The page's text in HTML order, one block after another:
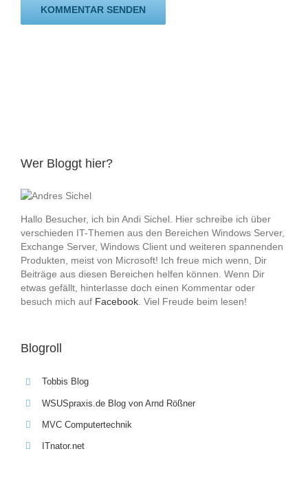
Wer Bloggt hier?
Hallo Besucher, ich bin Andi Sichel. Hier schreibe ich über
verschieden IT-Themen aus den Bereichen Windows Server,
Exchange Server, Windows Client und weiteren spannenden
Produkten, meist von Microsoft! Ich freue mich wenn, Dir
Beiträge aus diesen Bereichen helfen können. Wenn Dir
etwas gefällt, hinterlasse doch einen Kommentar oder
besuch mich auf Facebook. Viel Freude beim lesen!
Blogroll
Tobbis Blog
WSUSpraxis.de Blog von Arnd Rößner
MVC Computertechnik
ITnator.net